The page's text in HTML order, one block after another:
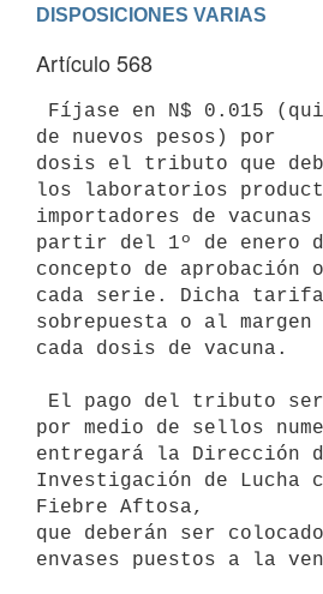
DISPOSICIONES VARIAS
Artículo 568
de nuevos pesos) por
dosis el tributo que
los laboratorios
importadores de
partir del 1º de enero
concepto de
cada serie. Dicha
sobrepuesta o al
cada dosis de vacuna.
por medio de sellos
entregará la Dirección
Investigación de Lucha
Fiebre Aftosa,
que deberán ser
envases puestos a la